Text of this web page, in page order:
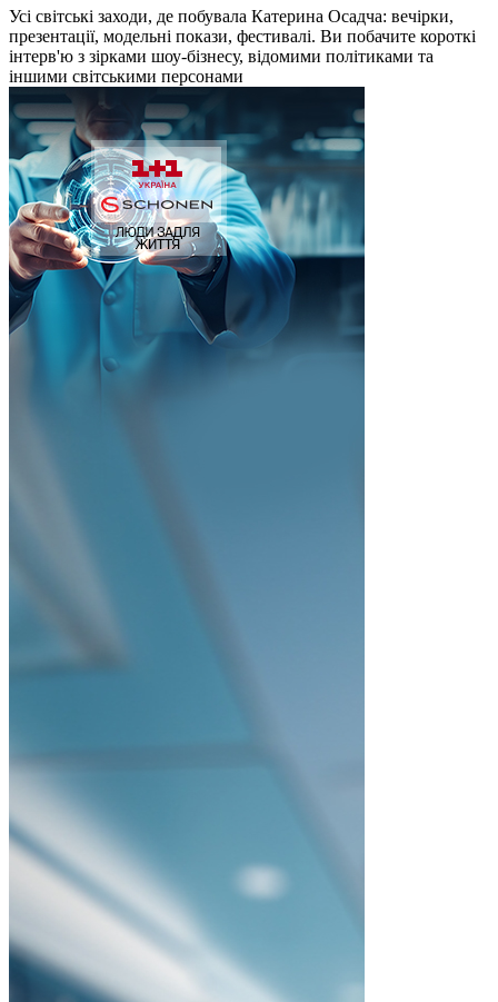
Усі світські заходи, де побувала Катерина Осадча: вечірки,
презентації, модельні покази, фестивалі. Ви побачите короткі
інтерв'ю з зірками шоу-бізнесу, відомими політиками та
іншими світськими персонами